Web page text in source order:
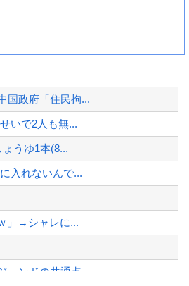
国政府「住民拘...
いで2人も無...
うゆ1本(8...
入れないんで...
」→シャレに...
ェンドの共通点...